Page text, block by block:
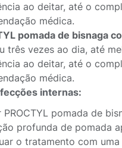
ao deitar, até o
médica.
pomada de bisnaga
três vezes ao dia, até
ao deitar, até o
médica.
internas:
PROCTYL pomada de
profunda de pomada
o tratamento com